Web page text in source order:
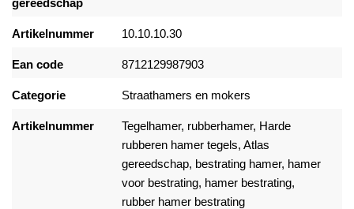
Artikelnummer 10.10.10.30
Ean code 8712129987903
Categorie Straathamers en mokers
Artikelnummer Tegelhamer, rubberhamer, Harde
rubberen hamer tegels, Atlas
gereedschap, bestrating hamer, hamer
voor bestrating, hamer bestrating,
rubber hamer bestrating